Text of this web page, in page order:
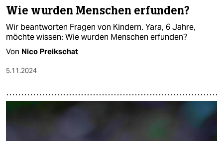
Wie wurden Menschen erfunden?
Wir beantworten Fragen von Kindern. Yara, 6 Jahre,
möchte wissen: Wie wurden Menschen erfunden?
Von Nico Preikschat
5.11.2024